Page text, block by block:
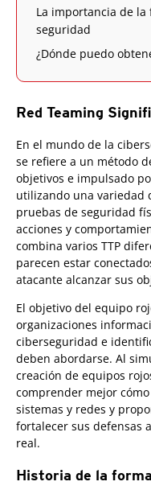
La importancia de
seguridad
¿Dónde puedo
Red Teaming
En el mundo de la
se refiere a un método
objetivos e impulsado
utilizando una variedad
pruebas de seguridad
acciones y
combina varios TTP
parecen estar
atacante alcanzar sus
El objetivo del equipo
organizaciones
ciberseguridad e
deben abordarse. Al
creación de equipos
comprender mejor
sistemas y redes y
fortalecer sus defensas
real.
Historia de la